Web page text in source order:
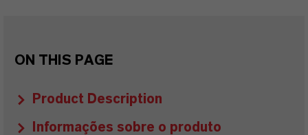
ON THIS PAGE
Product Description
Informações sobre o produto